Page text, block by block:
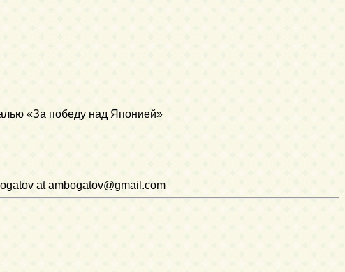
«За победу над Японией»
atambogatov@gmail.com